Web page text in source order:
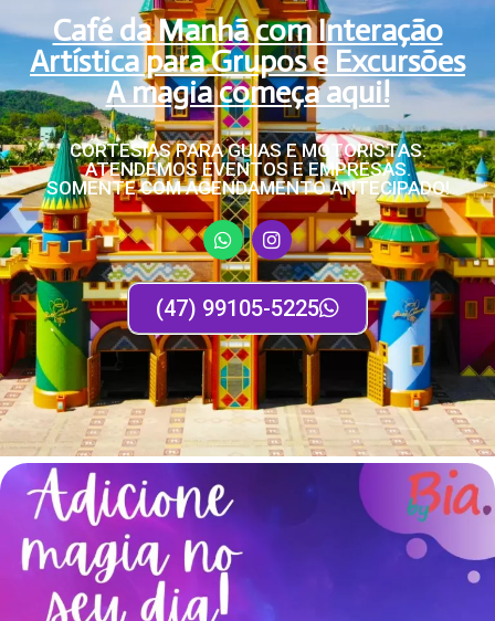
Café da Manhã com Interação
Artística para Grupos e Excursões
A magia começa aqui!
CORTESIAS PARA GUIAS E MOTORISTAS.
ATENDEMOS EVENTOS E EMPRESAS.
SOMENTE COM AGENDAMENTO ANTECIPADO!
(47) 99105-5225